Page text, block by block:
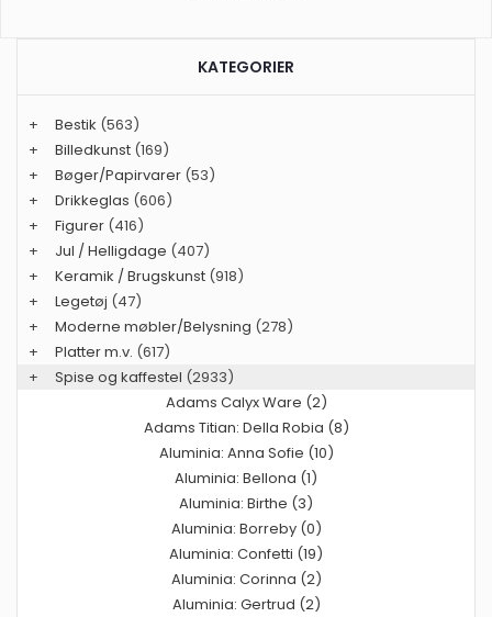
KATEGORIER
+ Bestik (563)
+
Billedkunst (169)
+
Bøger/Papirvarer (53)
+
Drikkeglas (606)
+
Figurer (416)
+
Jul / Helligdage (407)
+
Keramik / Brugskunst (918)
+
Legetøj (47)
+
Moderne møbler/Belysning (278)
+
Platter m.v. (617)
+
Spise og kaffestel (2933)
Adams Calyx Ware (2)
Adams Titian: Della Robia (8)
Aluminia: Anna Sofie (10)
Aluminia: Bellona (1)
Aluminia: Birthe (3)
Aluminia: Borreby (0)
Aluminia: Confetti (19)
Aluminia: Corinna (2)
Aluminia: Gertrud (2)